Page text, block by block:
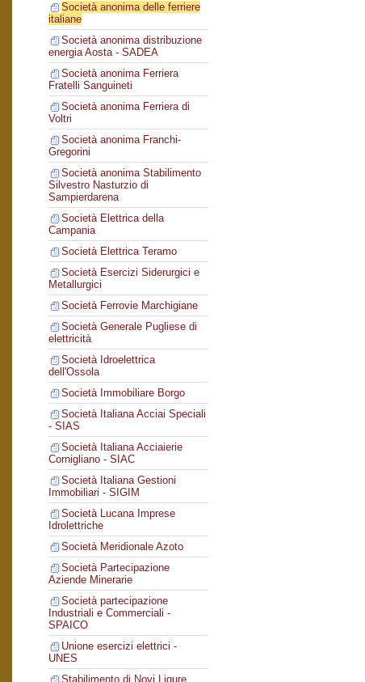
Società anonima delle ferriere
italiane
Società anonima distribuzione
energia Aosta - SADEA
Società anonima Ferriera
Fratelli Sanguineti
Società anonima Ferriera di
Voltri
Società anonima Franchi-
Gregorini
Società anonima Stabilimento
Silvestro Nasturzio di
Sampierdarena
Società Elettrica della
Campania
Società Elettrica Teramo
Società Esercizi Siderurgici e
Metallurgici
Società Ferrovie Marchigiane
Società Generale Pugliese di
elettricità
Società Idroelettrica
dell'Ossola
Società Immobiliare Borgo
Società Italiana Acciai Speciali
- SIAS
Società Italiana Acciaierie
Cornigliano - SIAC
Società Italiana Gestioni
Immobiliari - SIGIM
Società Lucana Imprese
Idrolettriche
Società Meridionale Azoto
Società Partecipazione
Aziende Minerarie
Società partecipazione
Industriali e Commerciali -
SPAICO
Unione esercizi elettrici -
UNES
Stabilimento di Novi Ligure